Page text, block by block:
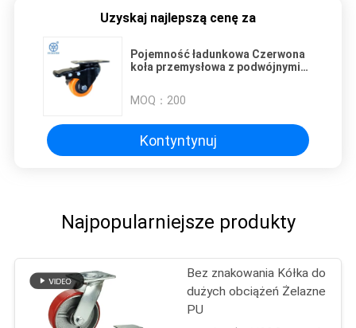
Uzyskaj najlepszą cenę za
Pojemność ładunkowa Czerwona
koła przemysłowa z podwójnymi
pomalowany 837lbs Pojemność
koła
MOQ： 200
Kontyntynuj
Najpopularniejsze produkty
Bez znakowania Kółka do
dużych obciążeń Żelazne
PU